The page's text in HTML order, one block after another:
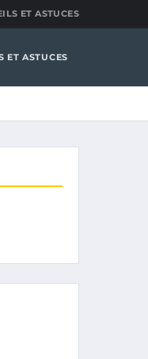
ET ASTUCES
ET ASTUCES